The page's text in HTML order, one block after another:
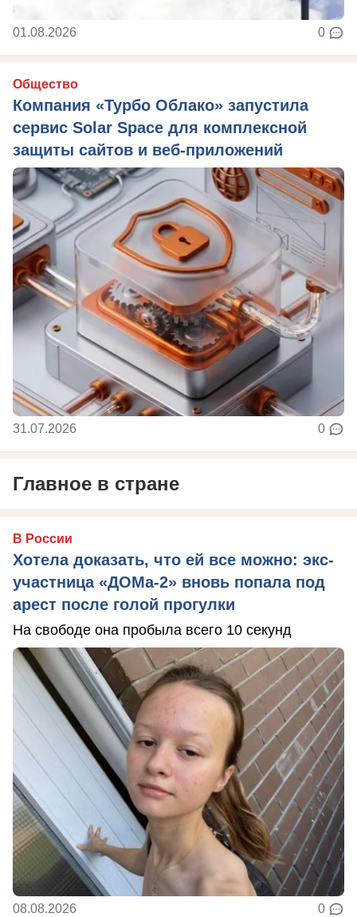
01.08.2026 0
Общество
Компания «Турбо Облако» запустила
сервис Solar Space для комплексной
защиты сайтов и веб-приложений
31.07.2026 0
Главное в стране
В России
Хотела доказать, что ей все можно: экс-
участница «ДОМа-2» вновь попала под
арест после голой прогулки
На свободе она пробыла всего 10 секунд
08.08.2026 0